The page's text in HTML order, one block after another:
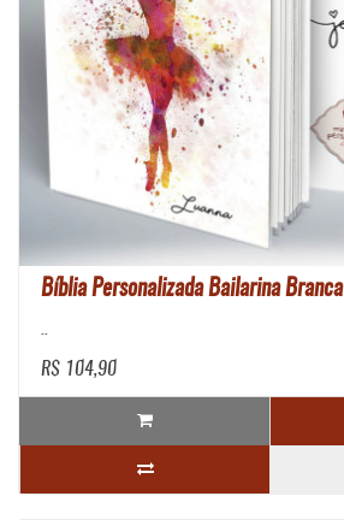
Bíblia Personalizada Bailarina Branca
..
R$ 104,90